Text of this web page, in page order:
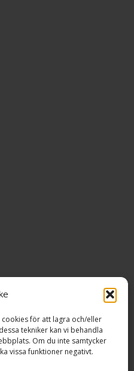
för att lagra och/eller
tekniker kan vi behandla
Om du inte samtycker
vissa funktioner negativt.